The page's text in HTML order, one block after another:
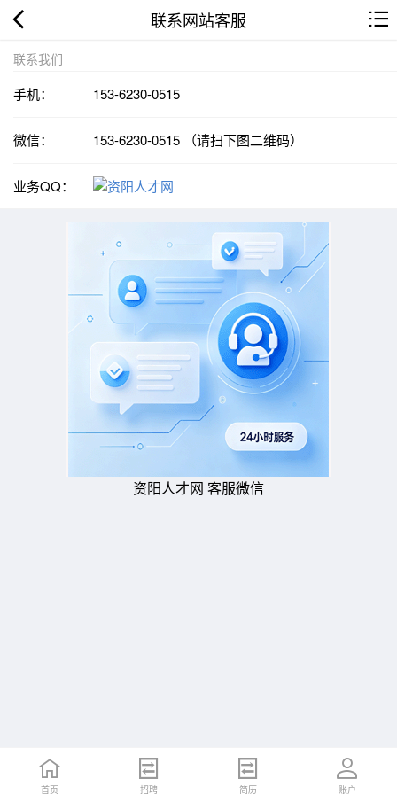
联系网站客服
联系我们
手机： 153-6230-0515
微信： 153-6230-0515 （请扫下图二维码）
业务QQ：
资阳人才网 客服微信
首页 招聘 简历 账户